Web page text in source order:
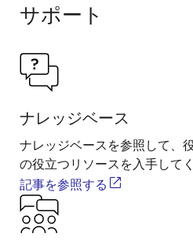
サポート
ナレッジベース
ナレッジベースを参照して、
の役立つリソースを入手してく
記事を参照する